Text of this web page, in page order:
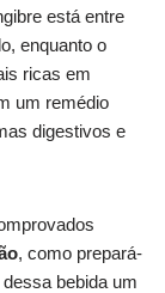
está entre
enquanto o
ricas em
um remédio
digestivos e
, como prepará-
bebida um